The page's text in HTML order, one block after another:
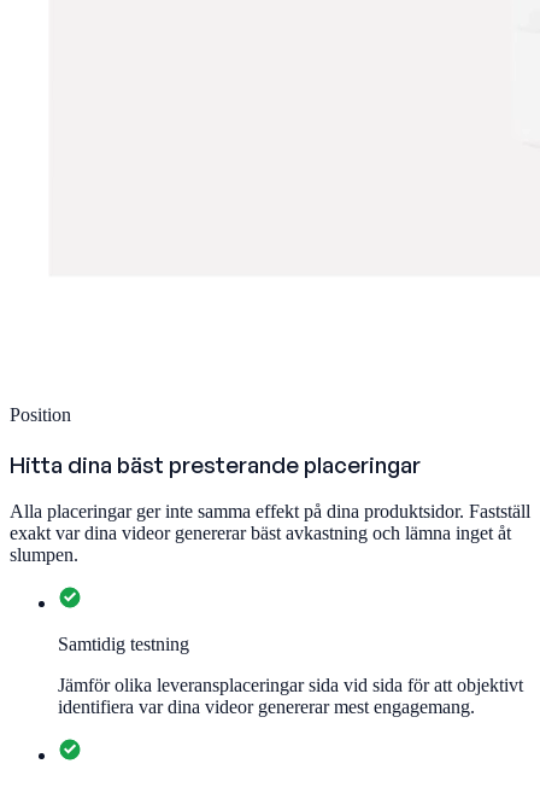
Position
Hitta dina bäst presterande placeringar
Alla placeringar ger inte samma effekt på dina produktsidor. Fastställ
exakt var dina videor genererar bäst avkastning och lämna inget åt
slumpen.
Samtidig testning
Jämför olika leveransplaceringar sida vid sida för att objektivt
identifiera var dina videor genererar mest engagemang.